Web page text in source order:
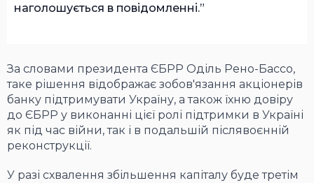
наголошується в повідомленні.
За словами президента ЄБРР Оділь Рено-Бассо,
таке рішення відображає зобов'язання акціонерів
банку підтримувати Україну, а також їхню довіру
до ЄБРР у виконанні цієї ролі підтримки в Україні
як під час війни, так і в подальшій післявоєнній
реконструкції.
У разі схвалення збільшення капіталу буде третім